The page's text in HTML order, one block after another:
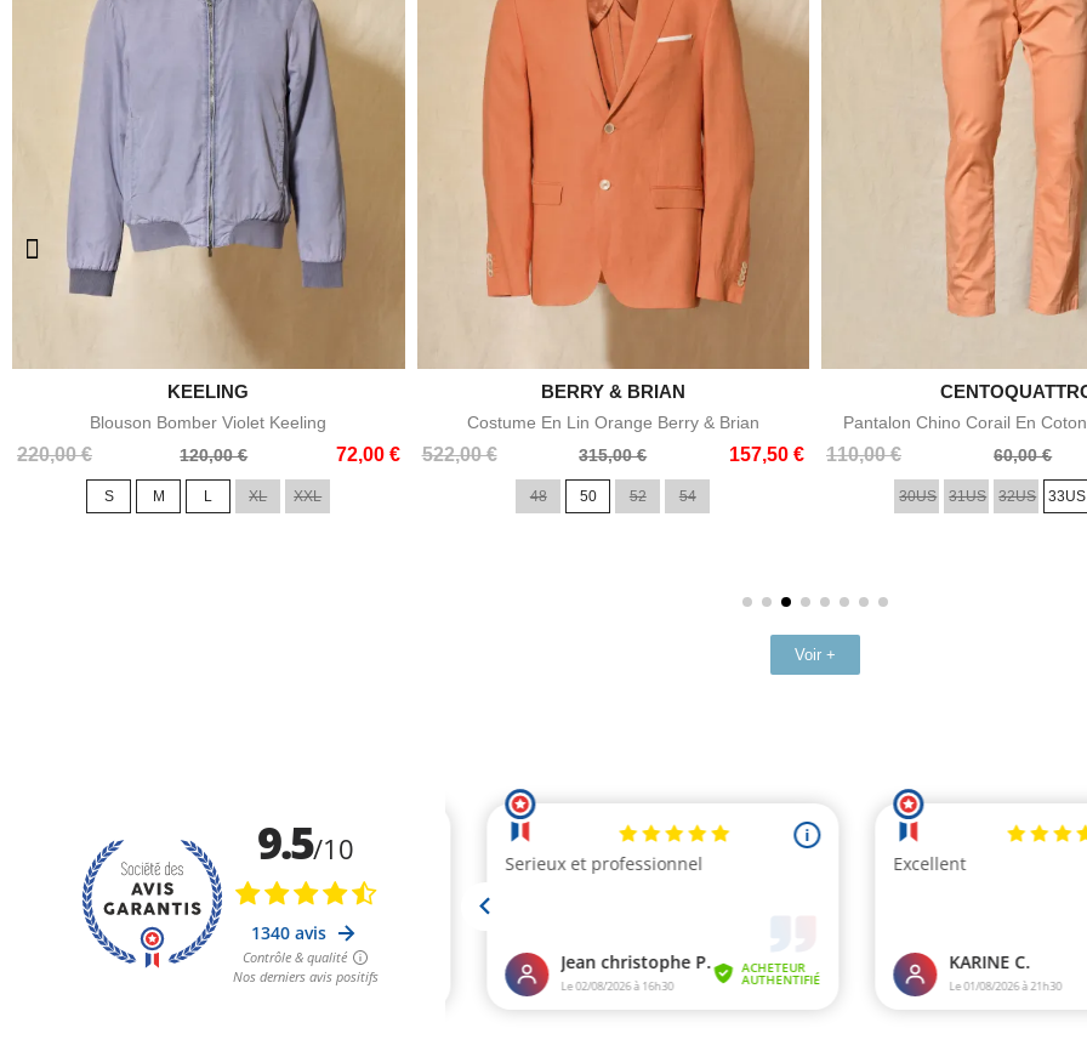
Aperçu rapide
KEELING
Blouson Bomber Violet Keeling
220,00 €
Prix
120,00 € 72,00 €
Prix
S M L XL XXL
Aperçu rapide
BERRY & BRIAN
Costume En Lin Orange Berry & Brian
522,00 €
Prix
315,00 € 157,50 €
Prix
48 50 52 54
Aperçu
Pantalon Chino Corail En
110,00 €
Prix
60,00 €
Prix
30US 31US 32US 33US
Voir +